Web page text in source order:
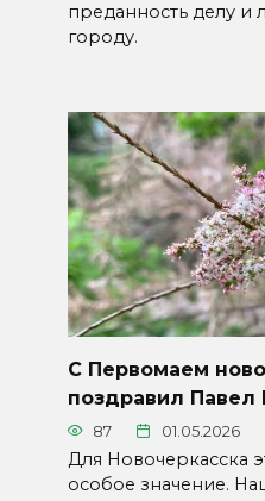
преданность делу и
городу.
С Первомаем
поздравил Павел
87 01.05.2026
Для Новочеркасска
особое значение.